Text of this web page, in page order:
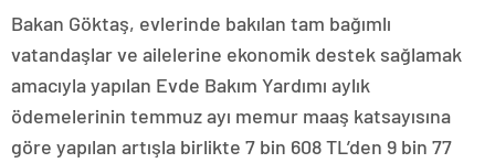
Bakan Göktaş, evlerinde bakılan tam bağımlı
vatandaşlar ve ailelerine ekonomik destek sağlamak
amacıyla yapılan Evde Bakım Yardımı aylık
ödemelerinin temmuz ayı memur maaş katsayısına
göre yapılan artışla birlikte 7 bin 608 TL’den 9 bin 77